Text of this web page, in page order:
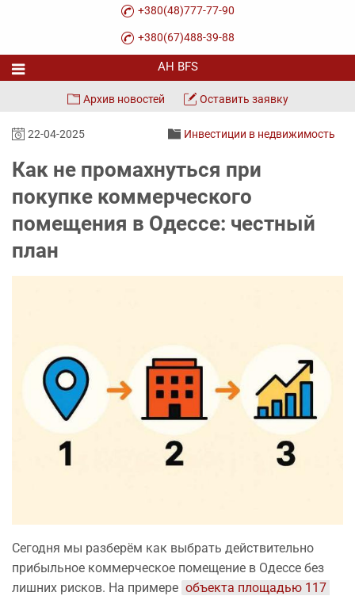
+380(48)777-77-90
+380(67)488-39-88
Архив новостей Оставить заявку
22-04-2025 Инвестиции в недвижимость
Как не промахнуться при
покупке коммерческого
помещения в Одессе: честный
план
Сегодня мы разберём как выбрать действительно
прибыльное коммерческое помещение в Одессе без
лишних рисков. На примере объекта площадью 117